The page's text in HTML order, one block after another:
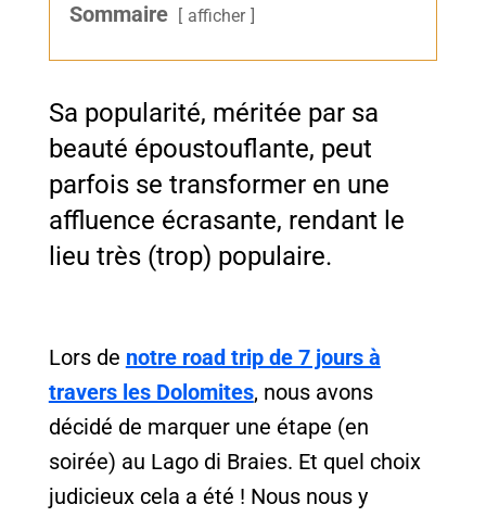
Sommaire afficher
Sa popularité, méritée par sa
beauté époustouflante, peut
parfois se transformer en une
affluence écrasante, rendant le
lieu très (trop) populaire.
Lors de notre road trip de 7 jours à
travers les Dolomites, nous avons
décidé de marquer une étape (en
soirée) au Lago di Braies. Et quel choix
judicieux cela a été ! Nous nous y